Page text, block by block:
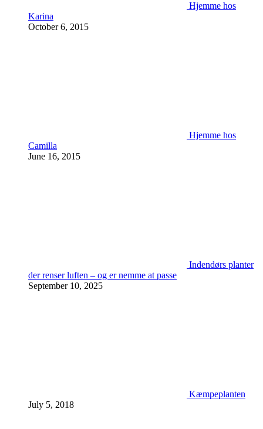
Hjemme hos
Karina
October 6, 2015
Hjemme hos
Camilla
June 16, 2015
Indendørs planter
der renser luften – og er nemme at passe
September 10, 2025
Kæmpeplanten
July 5, 2018